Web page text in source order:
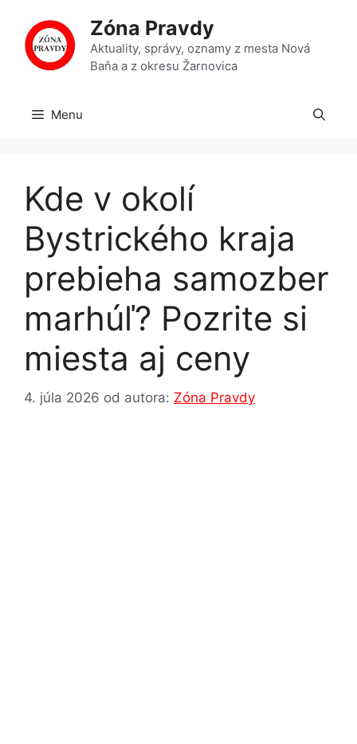
obsah
Zóna Pravdy
Aktuality, správy, oznamy z mesta Nová
Baňa a z okresu Žarnovica
Menu
Kde v okolí
Bystrického kraja
prebieha samozber
marhúľ? Pozrite si
miesta aj ceny
4. júla 2026 od autora: Zóna Pravdy